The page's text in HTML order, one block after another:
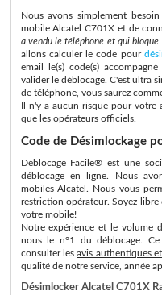
Nous avons simplement
mobile Alcatel C701X et de
a vendu le téléphone et qui bloque
allons calculer le code pour
email le(s) code(s)
valider le déblocage. C'est ultra
de téléphone, vous saurez
Il n'y a aucun risque pour votre
que les opérateurs officiels.
Code de Désimlockage
Déblocage Facile® est une
déblocage en ligne. Nous
mobiles Alcatel. Nous vous
restriction opérateur. Soyez
votre mobile!
Notre expérience et le volume
nous le n°1 du déblocage.
consulter lesavis authentiques
qualité de notre service, année
Désimlocker Alcatel C701X